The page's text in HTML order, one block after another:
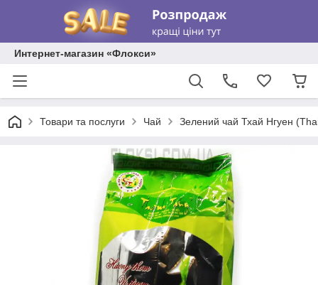
Интернет-магазин «Флокси»
Товари та послуги Чай Зелений чай Тхай Нгуен